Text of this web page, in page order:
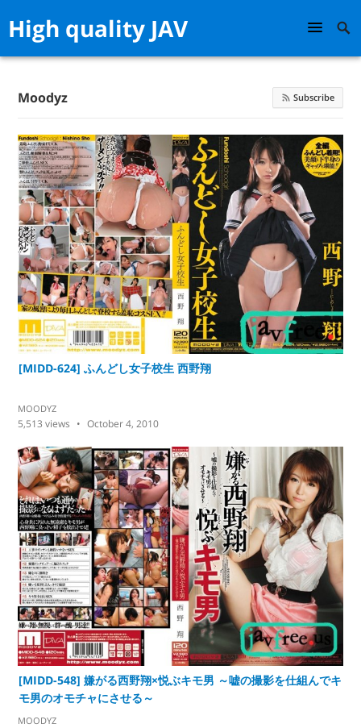
High quality JAV
Moodyz Subscribe
[MIDD-624] ふんどし女子校生 西野翔
MOODYZ
5,513 views October 4, 2010
[MIDD-548] 嫌がる西野翔×悦ぶキモ男 ～嘘の撮影を仕組んでキ
モ男のオモチャにさせる～
MOODYZ